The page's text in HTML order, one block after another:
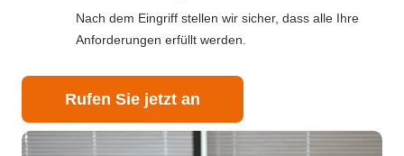
Nach dem Eingriff stellen wir sicher, dass alle Ihre
Anforderungen erfüllt werden.
Rufen Sie jetzt an